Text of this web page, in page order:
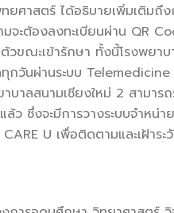
ศาสตร์ ได้อธิบายเพิ่มเติมถึง
ะต้องลงทะเบียนผ่าน QR
ณะเข้ารักษา ทั้งนี้โรงพยาบ
นผ่านระบบ Telemedicine
บาลสนามเชียงใหม่ 2 สาม
ซึ่งจะมีการวางระบบจำหน่
U เพื่อติดตามและเฝ้าระ